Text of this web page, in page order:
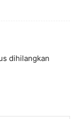
dihilangkan